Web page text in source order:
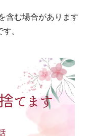
含む場合があります
。